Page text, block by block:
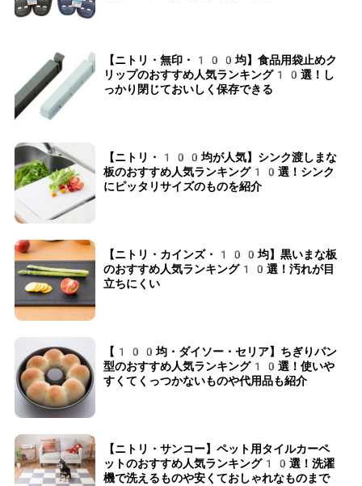
【ニトリ・無印・100均】食品用袋止めク
リップのおすすめ人気ランキング10選！し
っかり閉じておいしく保存できる
【ニトリ・100均が人気】シンク渡しまな
板のおすすめ人気ランキング10選！シンク
にピッタリサイズのものを紹介
【ニトリ・カインズ・100均】黒いまな板
のおすすめ人気ランキング10選！汚れが目
立ちにくい
【100均・ダイソー・セリア】ちぎりパン
型のおすすめ人気ランキング10選！使いや
すくてくっつかないものや代用品も紹介
【ニトリ・サンコー】ペット用タイルカーペ
ットのおすすめ人気ランキング10選！洗濯
機で洗えるものや安くておしゃれなものまで